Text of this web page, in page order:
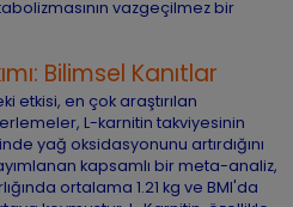
vazgeçilmez bir
Bilimsel Kanıtlar
etkisi, en çok araştırılan
L-karnitin takviyesinin
yağ oksidasyonunu artırdığını
kapsamlı bir meta-analiz,
ortalama 1.21 kg ve BMI'da